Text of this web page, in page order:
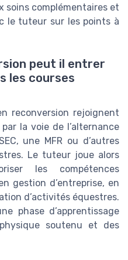
soins complémentaires et
le tuteur sur les points à
peut il entrer
les courses
reconversion rejoignent
la voie de l’alternance
une MFR ou d’autres
Le tuteur joue alors
les compétences
gestion d’entreprise, en
d’activités équestres.
phase d’apprentissage
soutenu et des